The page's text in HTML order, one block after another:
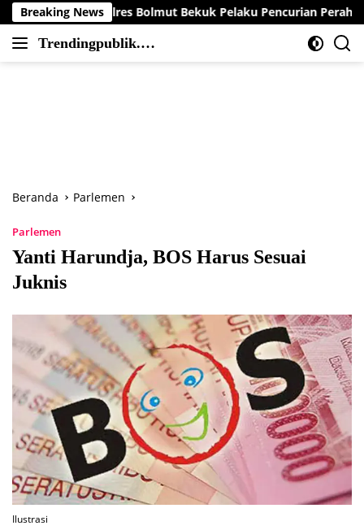
Langsung
ke
konten
Breaking News
Bolmut Bekuk Pelaku Pencurian Perahu di Daerah Buol
Trendingpublik.co
Berita
Beranda Parlemen
Parlemen
Yanti Harundja, BOS Harus Sesuai
Juknis
Ilustrasi